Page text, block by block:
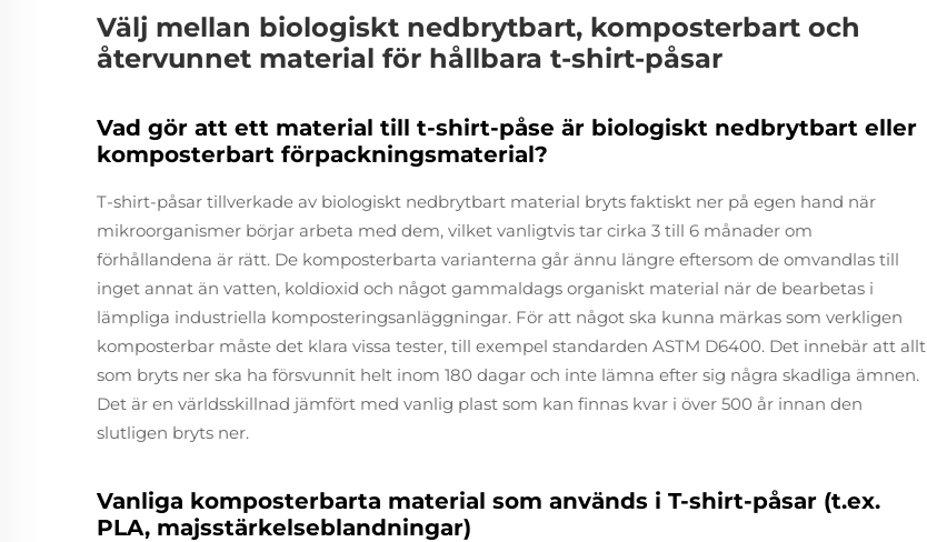
Välj mellan biologiskt nedbrytbart, komposterbart och
återvunnet material för hållbara t-shirt-påsar
Vad gör att ett material till t-shirt-påse är biologiskt nedbrytbart eller
komposterbart förpackningsmaterial?
T-shirt-påsar tillverkade av biologiskt nedbrytbart material bryts faktiskt ner på egen hand när
mikroorganismer börjar arbeta med dem, vilket vanligtvis tar cirka 3 till 6 månader om
förhållandena är rätt. De komposterbarta varianterna går ännu längre eftersom de omvandlas till
inget annat än vatten, koldioxid och något gammaldags organiskt material när de bearbetas i
lämpliga industriella komposteringsanläggningar. För att något ska kunna märkas som verkligen
komposterbar måste det klara vissa tester, till exempel standarden ASTM D6400. Det innebär att allt
som bryts ner ska ha försvunnit helt inom 180 dagar och inte lämna efter sig några skadliga ämnen.
Det är en världsskillnad jämfört med vanlig plast som kan finnas kvar i över 500 år innan den
slutligen bryts ner.
Vanliga komposterbarta material som används i T-shirt-påsar (t.ex.
PLA, majsstärkelseblandningar)